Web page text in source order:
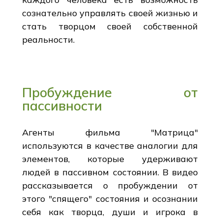
сознательно управлять своей жизнью и
стать творцом своей собственной
реальности.
Пробуждение от
пассивности
Агенты фильма "Матрица"
используются в качестве аналогии для
элементов, которые удерживают
людей в пассивном состоянии. В видео
рассказывается о пробуждении от
этого "спящего" состояния и осознании
себя как творца, души и игрока в